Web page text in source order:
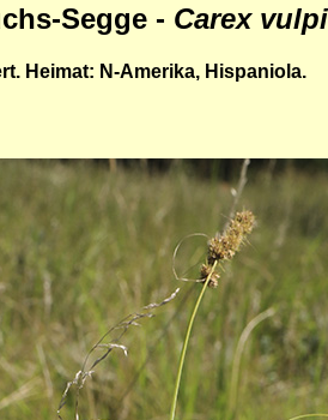
Segge - Carex
Heimat: N-Amerika, Hispaniola.